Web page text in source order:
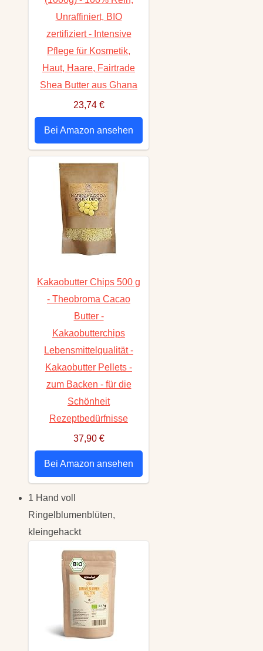
Unraffiniert, BIO
zertifiziert - Intensive
Pflege für Kosmetik,
Haut, Haare, Fairtrade
Shea Butter aus Ghana
23,74 €
Bei Amazon ansehen
Kakaobutter Chips 500 g
- Theobroma Cacao
Butter -
Kakaobutterchips
Lebensmittelqualität -
Kakaobutter Pellets -
zum Backen - für die
Schönheit
Rezeptbedürfnisse
37,90 €
Bei Amazon ansehen
1 Hand voll
Ringelblumenblüten,
kleingehackt